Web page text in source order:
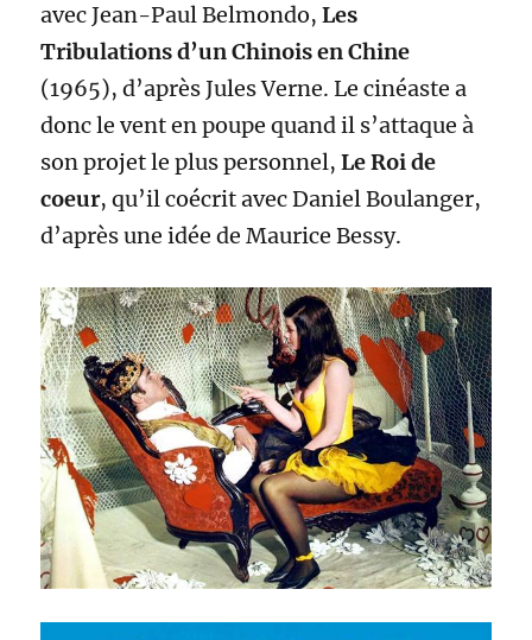
avec Jean-Paul Belmondo,Les
Tribulations d’un Chinois en Chine
(1965), d’après Jules Verne. Le cinéaste a
donc le vent en poupe quand il s’attaque à
son projet le plus personnel,Le Roi de
coeur, qu’il coécrit avec Daniel Boulanger,
d’après une idée de Maurice Bessy.